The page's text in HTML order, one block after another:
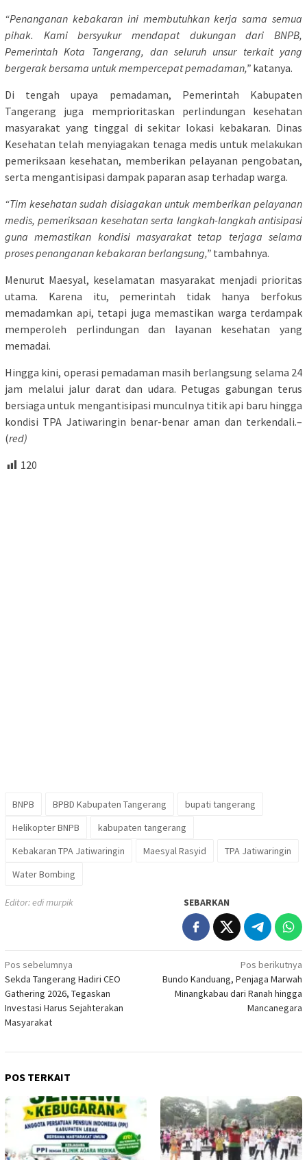
“Penanganan kebakaran ini membutuhkan kerja sama semua
pihak. Kami bersyukur mendapat dukungan dari BNPB,
Pemerintah Kota Tangerang, dan seluruh unsur terkait yang
bergerak bersama untuk mempercepat pemadaman,” katanya.
Di tengah upaya pemadaman, Pemerintah Kabupaten
Tangerang juga memprioritaskan perlindungan kesehatan
masyarakat yang tinggal di sekitar lokasi kebakaran. Dinas
Kesehatan telah menyiagakan tenaga medis untuk melakukan
pemeriksaan kesehatan, memberikan pelayanan pengobatan,
serta mengantisipasi dampak paparan asap terhadap warga.
“Tim kesehatan sudah disiagakan untuk memberikan pelayanan
medis, pemeriksaan kesehatan serta langkah-langkah antisipasi
guna memastikan kondisi masyarakat tetap terjaga selama
proses penanganan kebakaran berlangsung,” tambahnya.
Menurut Maesyal, keselamatan masyarakat menjadi prioritas
utama. Karena itu, pemerintah tidak hanya berfokus
memadamkan api, tetapi juga memastikan warga terdampak
memperoleh perlindungan dan layanan kesehatan yang
memadai.
Hingga kini, operasi pemadaman masih berlangsung selama 24
jam melalui jalur darat dan udara. Petugas gabungan terus
bersiaga untuk mengantisipasi munculnya titik api baru hingga
kondisi TPA Jatiwaringin benar-benar aman dan terkendali.–
(red)
120
BNPB BPBD Kabupaten Tangerang
bupati tangerang
Helikopter BNPB
kabupaten tangerang
Kebakaran TPA Jatiwaringin
Maesyal Rasyid
TPA Jatiwaringin
Water Bombing
Editor: edi murpik SEBARKAN
Navigasi
pos
Pos sebelumnya
Sekda Tangerang Hadiri CEO
Gathering 2026, Tegaskan
Investasi Harus Sejahterakan
Masyarakat
Pos berikutnya
Bundo Kanduang, Penjaga Marwah
Minangkabau dari Ranah hingga
Mancanegara
POS TERKAIT